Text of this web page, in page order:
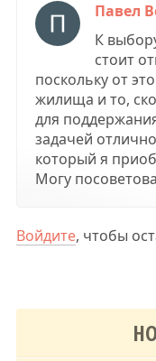
Павел
К
стоит
поскольку от
жилища и то,
для
задачей
который я
Могу
Войдите, чтобы